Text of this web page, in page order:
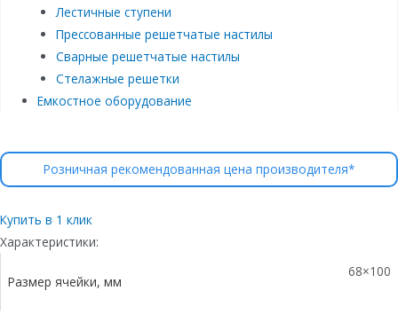
Лестичные ступени
Прессованные решетчатые настилы
Сварные решетчатые настилы
Стелажные решетки
Емкостное оборудование
Розничная рекомендованная цена производителя*
Купить в 1 клик
Характеристики:
Размер ячейки, мм
68×100